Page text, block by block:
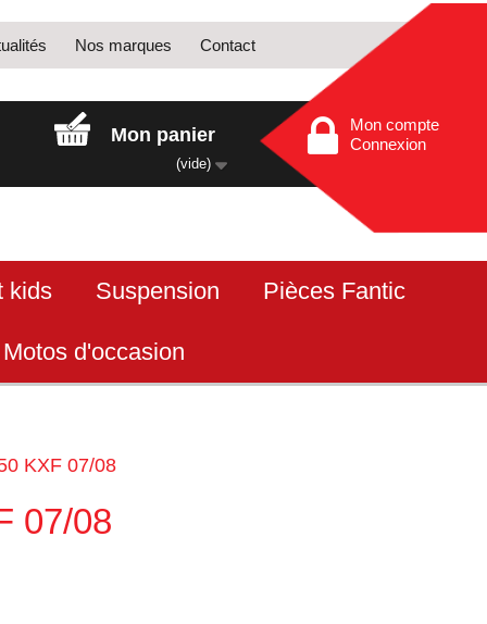
Nos marques Contact
Mon panier
(vide)
Mon compte
Connexion
kids Suspension Pièces Fantic
Motos d'occasion
KXF 07/08
07/08